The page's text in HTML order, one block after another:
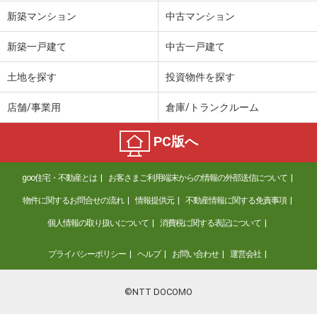
新築マンション 中古マンション
新築一戸建て 中古一戸建て
土地を探す 投資物件を探す
店舗/事業用 倉庫/トランクルーム
PC版へ
goo住宅・不動産とは お客さまご利用端末からの情報の外部送信について
物件に関するお問合せの流れ 情報提供元 不動産情報に関する免責事項
個人情報の取り扱いについて 消費税に関する表記について
プライバシーポリシー ヘルプ お問い合わせ 運営会社
©NTT DOCOMO